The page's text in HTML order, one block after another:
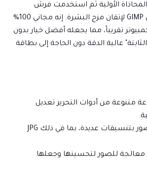
الأولية ثم استخدمت فرش
المعالجة الأصلية في GIMP لإتقان مزج البشرة. إنه مجاني 100%
تقريباً، مما يجعله أفضل خيار بدون
عالية الدقة دون الحاجة إلى بطاقة
متنوعة من أدوات التحرير تعديل
يدعم HDR والصور بتنسيقات عديدة، بما في ذلك JPG
معالجة للصور لتحسينها وجعلها